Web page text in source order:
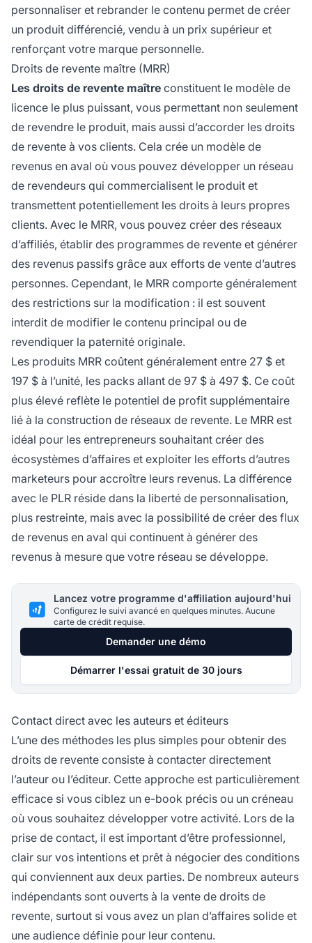
personnaliser et rebrander le contenu permet de créer
un produit différencié, vendu à un prix supérieur et
renforçant votre marque personnelle.
Droits de revente maître (MRR)
Les droits de revente maître constituent le modèle de
licence le plus puissant, vous permettant non seulement
de revendre le produit, mais aussi d’accorder les droits
de revente à vos clients. Cela crée un modèle de
revenus en aval où vous pouvez développer un réseau
de revendeurs qui commercialisent le produit et
transmettent potentiellement les droits à leurs propres
clients. Avec le MRR, vous pouvez créer des réseaux
d’affiliés, établir des programmes de revente et générer
des revenus passifs grâce aux efforts de vente d’autres
personnes. Cependant, le MRR comporte généralement
des restrictions sur la modification : il est souvent
interdit de modifier le contenu principal ou de
revendiquer la paternité originale.
Les produits MRR coûtent généralement entre 27 $ et
197 $ à l’unité, les packs allant de 97 $ à 497 $. Ce coût
plus élevé reflète le potentiel de profit supplémentaire
lié à la construction de réseaux de revente. Le MRR est
idéal pour les entrepreneurs souhaitant créer des
écosystèmes d’affaires et exploiter les efforts d’autres
marketeurs pour accroître leurs revenus. La différence
avec le PLR réside dans la liberté de personnalisation,
plus restreinte, mais avec la possibilité de créer des flux
de revenus en aval qui continuent à générer des
revenus à mesure que votre réseau se développe.
Lancez votre programme d'affiliation aujourd'hui
Configurez le suivi avancé en quelques minutes. Aucune
carte de crédit requise.
Demander une démo
Démarrer l'essai gratuit de 30 jours
Contact direct avec les auteurs et éditeurs
L’une des méthodes les plus simples pour obtenir des
droits de revente consiste à contacter directement
l’auteur ou l’éditeur. Cette approche est particulièrement
efficace si vous ciblez un e-book précis ou un créneau
où vous souhaitez développer votre activité. Lors de la
prise de contact, il est important d’être professionnel,
clair sur vos intentions et prêt à négocier des conditions
qui conviennent aux deux parties. De nombreux auteurs
indépendants sont ouverts à la vente de droits de
revente, surtout si vous avez un plan d’affaires solide et
une audience définie pour leur contenu.